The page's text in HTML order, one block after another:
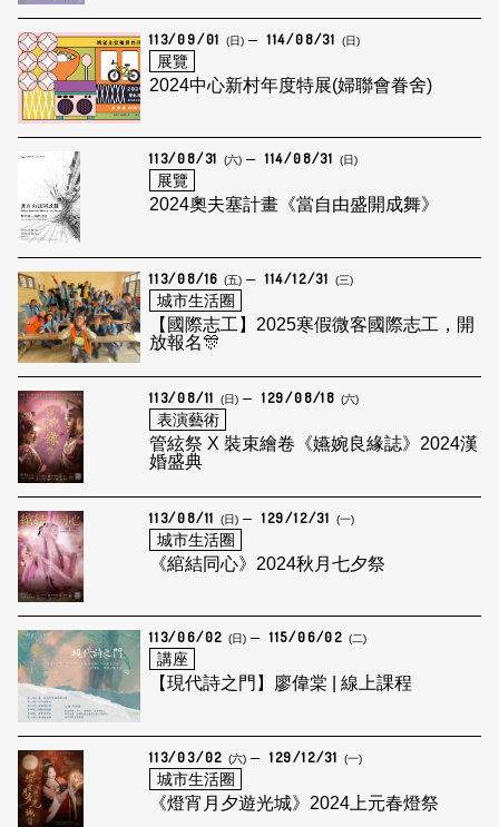
113/09/01 (日) 114/08/31 (日)
展覽
2024中心新村年度特展(婦聯會眷舍)
113/08/31 (六) 114/08/31 (日)
展覽
2024奧夫塞計畫《當自由盛開成舞》
113/08/16 (五) 114/12/31 (三)
城市生活圈
【國際志工】2025寒假微客國際志工，開
放報名🎊
113/08/11 (日) 129/08/18 (六)
表演藝術
管絃祭 X 裝束繪卷《嬿婉良緣誌》2024漢
婚盛典
113/08/11 (日) 129/12/31 (一)
城市生活圈
《綰結同心》2024秋月七夕祭
113/06/02 (日) 115/06/02 (二)
講座
【現代詩之門】廖偉棠 | 線上課程
113/03/02 (六) 129/12/31 (一)
城市生活圈
《燈宵月夕遊光城》2024上元春燈祭